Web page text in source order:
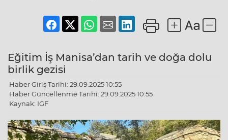
Eğitim İş Manisa’dan tarih ve doğa dolu
birlik gezisi
Haber Giriş Tarihi: 29.09.2025 10:55
Haber Güncellenme Tarihi: 29.09.2025 10:55
Kaynak: IGF